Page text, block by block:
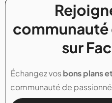
communauté
sur
Échangez vosbons plans
communauté de